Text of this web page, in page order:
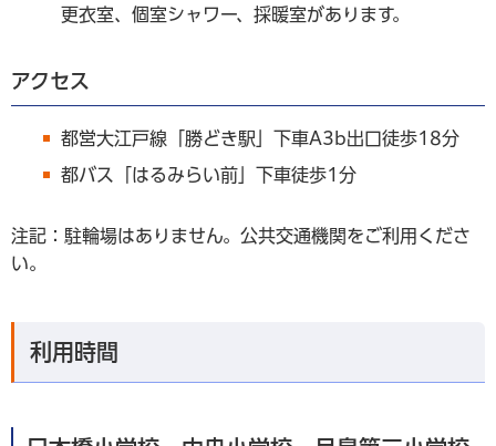
更衣室、個室シャワー、採暖室があります。
アクセス
都営大江戸線「勝どき駅」下車A3b出口徒歩18分
都バス「はるみらい前」下車徒歩1分
注記：駐輪場はありません。公共交通機関をご利用くださ
い。
利用時間